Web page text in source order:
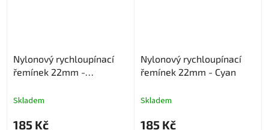
Nylonový rychloupínací
řemínek 22mm -
Skladem
185 Kč
Nylonový rychloupínací
řemínek 22mm - Cyan
Skladem
185 Kč